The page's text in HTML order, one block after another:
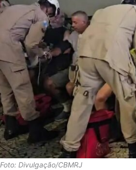
Foto: Divulgação/CBMRJ